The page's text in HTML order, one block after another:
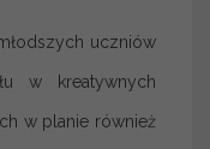
uczniów
w kreatywnych
w planie również